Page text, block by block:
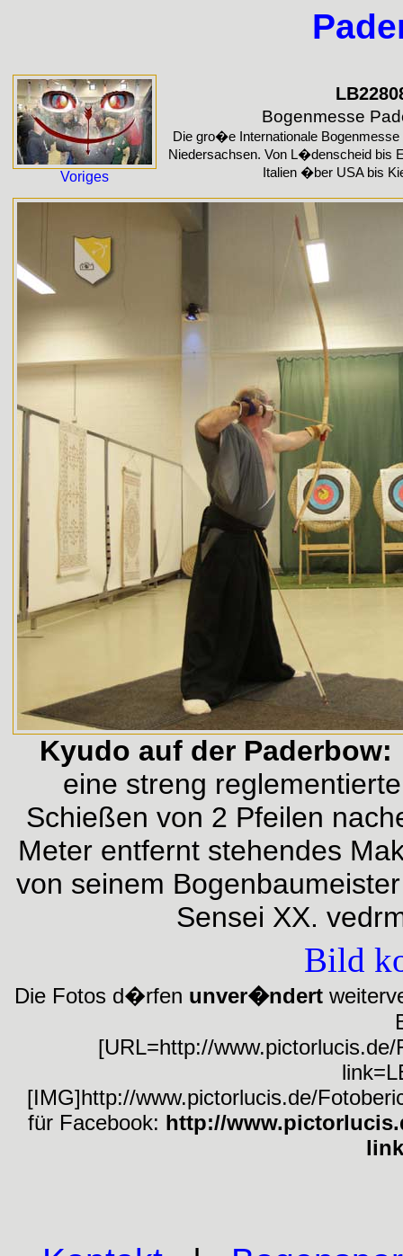
Voriges
Bogenmesse
Die gro�e Internationale
Niedersachsen. Von L�denscheid bis
Italien �ber USA bis
Kyudo auf der
eine streng
Schießen von 2 Pfeilen
Meter entfernt stehendes
von seinem
Sensei XX.
Bild
Die Fotos d�rfen unver�ndert
[URL=http://
[IMG]http://www.pictorlucis.de/
für Facebook: http://